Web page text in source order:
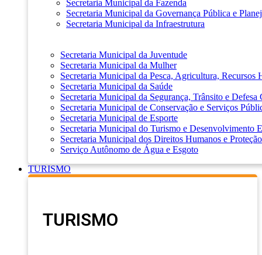
Secretaria Municipal da Fazenda
Secretaria Municipal da Governança Pública e
Secretaria Municipal da Infraestrutura
Secretaria Municipal da Juventude
Secretaria Municipal da Mulher
Secretaria Municipal da Pesca, Agricultura, Recursos
Secretaria Municipal da Saúde
Secretaria Municipal da Segurança, Trânsito e Defesa
Secretaria Municipal de Conservação e Serviços
Secretaria Municipal de Esporte
Secretaria Municipal do Turismo e Desenvolvimento
Secretaria Municipal dos Direitos Humanos e
Serviço Autônomo de Água e Esgoto
TURISMO
TURISMO